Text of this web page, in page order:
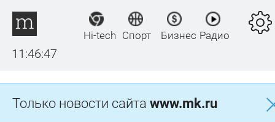
11:46:47
Hi-tech Спорт Бизнес Радио
Только новости сайта www.mk.ru